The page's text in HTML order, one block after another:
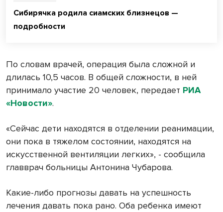
Сибирячка родила сиамских близнецов —
подробности
По словам врачей, операция была сложной и
длилась 10,5 часов. В общей сложности, в ней
принимало участие 20 человек, передает РИА
«Новости».
«Сейчас дети находятся в отделении реанимации,
они пока в тяжелом состоянии, находятся на
искусственной вентиляции легких», - сообщила
главврач больницы Антонина Чубарова.
Какие-либо прогнозы давать на успешность
лечения давать пока рано. Оба ребенка имеют